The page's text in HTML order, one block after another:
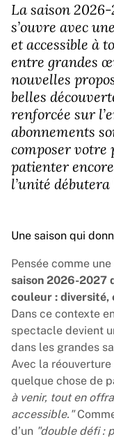
La saison 2026-
s’ouvre avec
et accessible à
entre grandes
nouvelles
belles
renforcée sur
abonnements
composer
patienter
l’unité débutera
Une saison qui
Pensée comme
saison 2026-2027
couleur : diversité,
Dans ce contexte
spectacle devient
dans les grandes
Avec la
quelque chose de
à venir, tout en
accessible."
d’un "double défi :